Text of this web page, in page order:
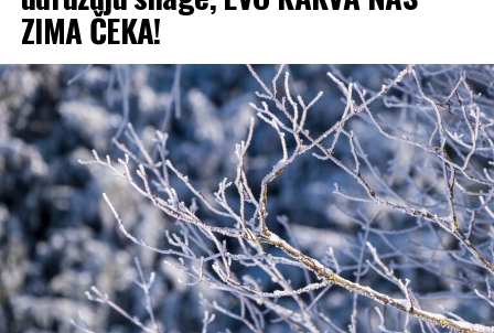
ZIMA ČEKA!